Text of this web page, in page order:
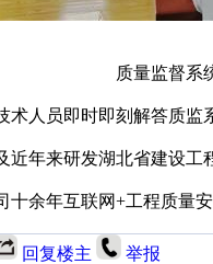
质量监督系
术人员即时即刻解答质
近年来研发湖北省建设
十余年互联网+工程质量
回复楼主 举报